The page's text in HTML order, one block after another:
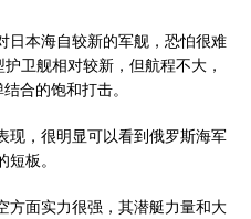
日本海自较新的军舰，恐怕很难
卫舰相对较新，但航程不大，
合的饱和打击。
现，很明显可以看到俄罗斯海军
板。
方面实力很强，其潜艇力量和大